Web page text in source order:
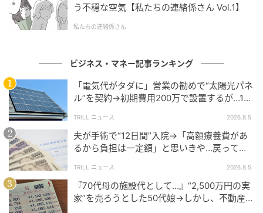
（2） 通勤中
う不穏な空気【私たちの連絡係さん Vol.1】
私たちの連絡係さん
ビジネス・マネー記事ランキング
「電気代がタダに」営業の勧めで“太陽光パネ
ル”を契約→初期費用200万で設置するが…10
TRILL ニュース 2026.8.5
夫が手術で“12日間”入院→「高額療養費があ
るから負担は一定額」と思いきや…戻ってき
TRILL ニュース 2026.8.5
『70代母の施設代として…』“2,500万円の実
家”を売ろうとした50代娘→しかし、不動産会